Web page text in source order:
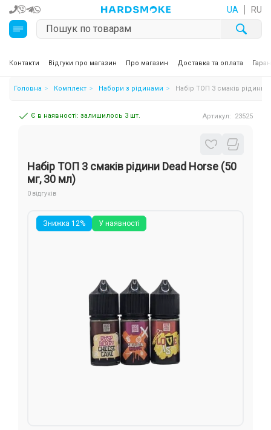
UA RU
Кальяни
Тютюн для кальяну та кальянні суміші
Вугілля для кальяну
Аксесуари для кальяну
Комплектуючі для POD
Подарункові набори
Контакти Відгуки про магазин Про магазин Доставка та оплата
Головна Комплект Набори з рідинами Набір ТОП 3 смаків рідини
Є в наявності: залишилось 3 шт. Артикул: 23525
Набір ТОП 3 смаків рідини Dead Horse (50
мг, 30 мл)
0 відгуків
У наявності
Знижка 12%